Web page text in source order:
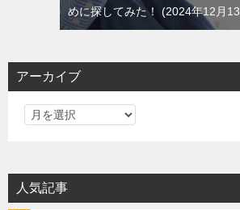
めに探してみた！
2024年12月
アーカイブ
ア
イ
ブ
人気記事